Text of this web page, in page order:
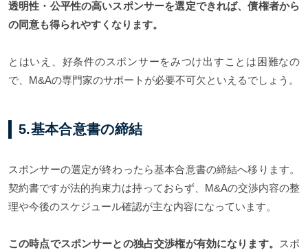
透明性・公平性の高いスポンサーを選定できれば、債権者から
の同意も得られやすくなります。
とはいえ、好条件のスポンサーをみつけ出すことは困難なの
で、M&Aの専門家のサポートが必要不可欠といえるでしょう。
5.基本合意書の締結
スポンサーの選定が終わったら基本合意書の締結へ移ります。
契約書ですが法的拘束力は持っておらず、M&Aの交渉内容の整
理や今後のスケジュール確認が主な内容になっています。
この時点でスポンサーとの独占交渉権が有効になります。
スポ